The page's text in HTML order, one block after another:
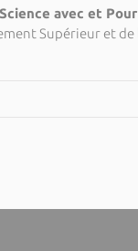
avec et
Supérieur et de